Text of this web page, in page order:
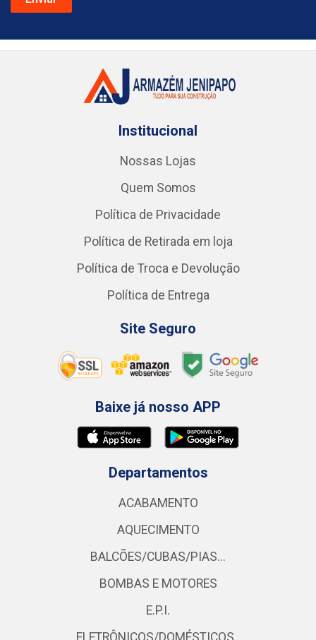
Institucional
Nossas Lojas
Quem Somos
Política de Privacidade
Política de Retirada em loja
Política de Troca e Devolução
Política de Entrega
Site Seguro
Baixe já nosso APP
Departamentos
ACABAMENTO
AQUECIMENTO
BALCÕES/CUBAS/PIAS...
BOMBAS E MOTORES
E.P.I.
ELETRÔNICOS/DOMÉSTICOS..